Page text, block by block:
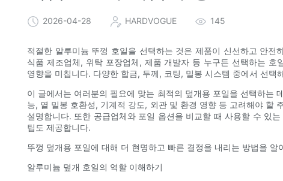
2026-04-28 HARDVOGUE 145
적절한 알루미늄 뚜껑 호일을 선택하는 것은 제품이 신선하고 안
식품 제조업체, 위탁 포장업체, 제품 개발자 등 누구든 선택하는
영향을 미칩니다. 다양한 합금, 두께, 코팅, 밀봉 시스템 중에서 선택
이 글에서는 여러분의 필요에 맞는 최적의 덮개용 포일을 선택하는
능, 열 밀봉 호환성, 기계적 강도, 외관 및 환경 영향 등 고려해야 할
설명합니다. 또한 공급업체와 포일 옵션을 비교할 때 사용할 수 있
팁도 제공합니다.
뚜껑 덮개용 포일에 대해 더 현명하고 빠른 결정을 내리는 방법을
알루미늄 덮개 호일의 역할 이해하기